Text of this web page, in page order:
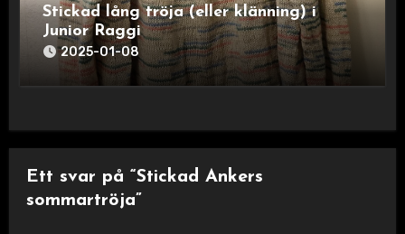
Stickad lång tröja (eller klänning) i
Junior Raggi
2025-01-08
Ett svar på “Stickad Ankers
sommartröja”